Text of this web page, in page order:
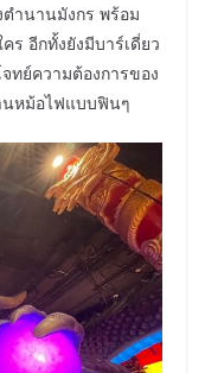
ำนานมังกร พร้อม
ร อีกทั้งยังมีบาร์เดี่ยว
ทย์ความต้องการของ
นหม้อไฟแบบฟินๆ